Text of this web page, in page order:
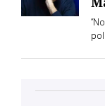
biti